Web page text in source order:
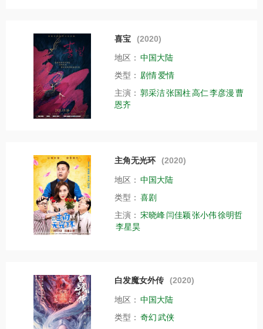
喜宝 (2020)
地区： 中国大陆
类型： 剧情爱情
主演： 郭采洁张国柱高仁李彦漫曹
恩齐
主角无光环 (2020)
地区： 中国大陆
类型： 喜剧
主演： 宋晓峰闫佳颖张小伟徐明哲
李星昊
白发魔女外传 (2020)
地区： 中国大陆
类型： 奇幻武侠